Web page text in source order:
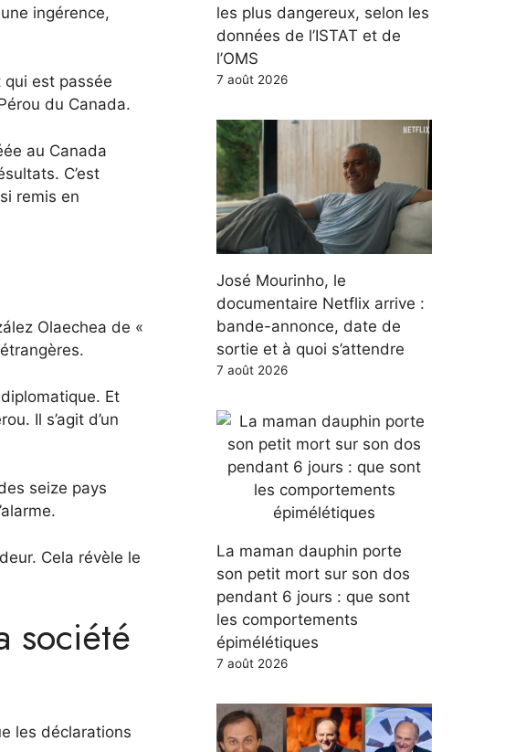
ingérence,
qui est passée
du Canada.
au Canada
C’est
remis en
Olaechea de «
Et
Il s’agit d’un
seize pays
Cela révèle le
société
les déclarations
les plus dangereux, selon les
données de l’ISTAT et de
l’OMS
7 août 2026
José Mourinho, le
documentaire Netflix arrive :
bande-annonce, date de
sortie et à quoi s’attendre
7 août 2026
La maman dauphin porte
son petit mort sur son dos
pendant 6 jours : que sont
les comportements
épimélétiques
7 août 2026